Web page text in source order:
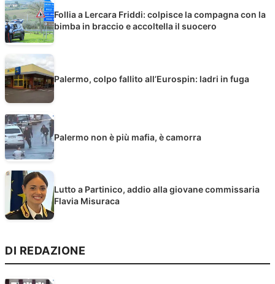
Follia a Lercara Friddi: colpisce la compagna con la
bimba in braccio e accoltella il suocero
Palermo, colpo fallito all’Eurospin: ladri in fuga
Palermo non è più mafia, è camorra
Lutto a Partinico, addio alla giovane commissaria
Flavia Misuraca
DI REDAZIONE